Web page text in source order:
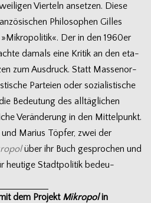
Vier­teln anset­zen. Diese
Phi­lo­so­phen Gil­les
Der in den 1960er
damals eine Kri­tik an den eta­
zum Aus­druck. Statt Mas­sen­or­
Par­teien oder sozia­lis­ti­sche
Bedeu­tung des all­täg­li­chen
Ver­än­de­rung in den Mit­tel­punkt.
Marius Töp­fer, zwei der
über ihr Buch gespro­chen und
heu­tige Stadt­po­li­tik bedeu­
dem Pro­jekt Mikro­polin